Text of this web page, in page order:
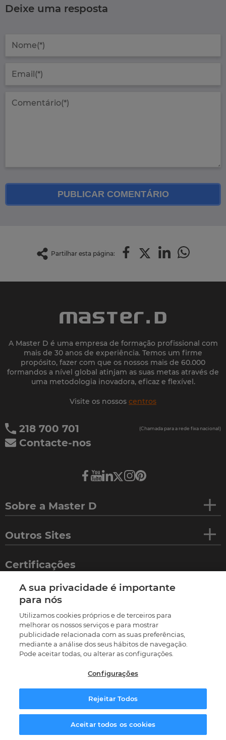
Deixe uma resposta
PUBLICAR COMENTÁRIO
Partilhar esta página:
A Master D é uma empresa de formação profissional com
mais de 30 anos de experiência. Temos um firme
propósito, fazer com que os nossos mais de 60.000
formandos a nível global atinjam as suas metas através de
uma metodologia inovadora, eficaz e flexível.
Visite os nossos centros
218 700 701 (Chamada para a rede fixa nacional)
Contacte-nos
Sobre a Master D
Outros Sites
Certificações
©2026 Termos e condições
Política de privacidade
Política de cookies
Livro de reclamações
Resolução Alternativa de Litígios
Preferências de cookies
A sua privacidade é importante
para nós
Utilizamos cookies próprios e de terceiros para
melhorar os nossos serviços e para mostrar
publicidade relacionada com as suas preferências,
mediante a análise dos seus hábitos de navegação.
Pode aceitar todas, ou alterar as configurações.
Configurações
Rejeitar Todos
Aceitar todos os cookiesSolicitar informação